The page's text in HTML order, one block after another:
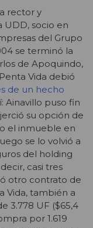
rector y
UDD, socio en
del Grupo
se terminó la
de Apoquindo,
Vida debió
de un hecho
Ainavillo puso fin
su opción de
el inmueble en
se lo volvió a
del holding
casi tres
otro contrato de
Vida, también a
3.778 UF ($65,4
por 1.619